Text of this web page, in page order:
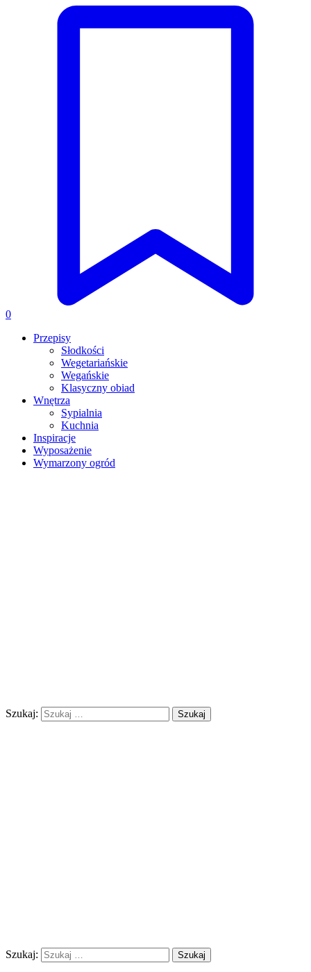
0
Przepisy
Słodkości
Wegetariańskie
Wegańskie
Klasyczny obiad
Wnętrza
Sypialnia
Kuchnia
Inspiracje
Wyposażenie
Wymarzony ogród
Szukaj:
Szukaj: